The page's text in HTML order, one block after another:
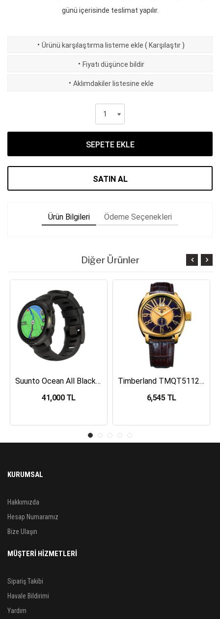
günü içerisinde teslimat yapılır.
· Ürünü karşılaştırma listeme ekle ( Karşılaştır )
· Fiyatı düşünce bildir
· Aklımdakiler listesine ekle
SEPETE EKLE
SATIN AL
Ürün Bilgileri Ödeme Seçenekleri
Diğer Ürünler
Suunto Ocean All Black Dalış Bilgisayarı SS050982000
41,000 TL
Timberland TMQT5112401 Erkek Kol Saati
6,545 TL
KURUMSAL
Hakkımızda
Hesap Numaramız
Bize Ulaşın
MÜŞTERİ HİZMETLERİ
Sipariş Takibi
Havale Bildirimi
Yardım